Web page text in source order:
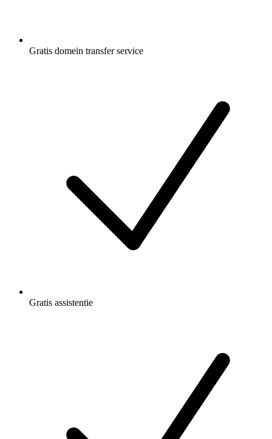
Gratis domein transfer service
Gratis assistentie